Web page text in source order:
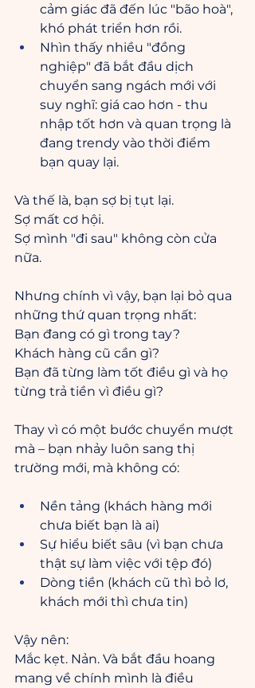
cảm giác đã đến lúc "bão hoà",
khó phát triển hơn rồi.
Nhìn thấy nhiều "đồng
nghiệp" đã bắt đầu dịch
chuyển sang ngách mới với
suy nghĩ: giá cao hơn - thu
nhập tốt hơn và quan trọng là
đang trendy vào thời điểm
bạn quay lại.
Và thế là, bạn sợ bị tụt lại.
Sợ mất cơ hội.
Sợ mình "đi sau" không còn cửa
nữa.
Nhưng chính vì vậy, bạn lại bỏ qua
những thứ quan trọng nhất:
Bạn đang có gì trong tay?
Khách hàng cũ cần gì?
Bạn đã từng làm tốt điều gì và họ
từng trả tiền vì điều gì?
Thay vì có một bước chuyển mượt
mà – bạn nhảy luôn sang thị
trường mới, mà không có:
Nền tảng (khách hàng mới
chưa biết bạn là ai)
Sự hiểu biết sâu (vì bạn chưa
thật sự làm việc với tệp đó)
Dòng tiền (khách cũ thì bỏ lơ,
khách mới thì chưa tin)
Vậy nên:
Mắc kẹt. Nản. Và bắt đầu hoang
mang về chính mình là điều